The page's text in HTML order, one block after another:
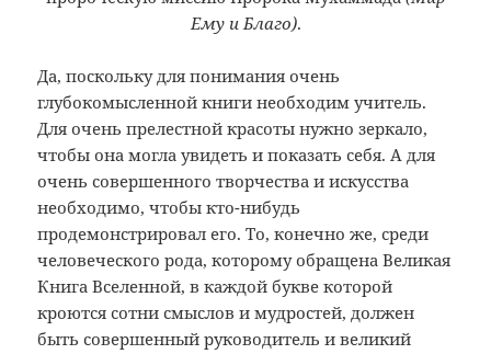
Ему и Благо).
Да, поскольку для понимания очень
глубокомысленной книги необходим учитель.
Для очень прелестной красоты нужно зеркало,
чтобы она могла увидеть и показать себя. А для
очень совершенного творчества и искусства
необходимо, чтобы кто-нибудь
продемонстрировал его. То, конечно же, среди
человеческого рода, которому обращена Великая
Книга Вселенной, в каждой букве которой
кроются сотни смыслов и мудростей, должен
быть совершенный руководитель и великий